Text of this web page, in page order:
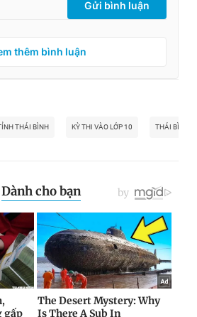
Gửi bình luận
thêm bình luận
THÁI BÌNH KỲ THI VÀO LỚP 10 THÁI BÌNH